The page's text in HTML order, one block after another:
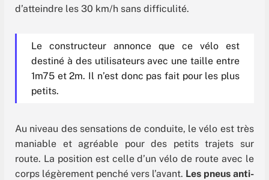
d’atteindre les 30 km/h sans difficulité.
Le constructeur annonce que ce vélo est
destiné à des utilisateurs avec une taille entre
1m75 et 2m. Il n’est donc pas fait pour les plus
petits.
Au niveau des sensations de conduite, le vélo est très
maniable et agréable pour des petits trajets sur
route. La position est celle d’un vélo de route avec le
corps légèrement penché vers l’avant. Les pneus anti-